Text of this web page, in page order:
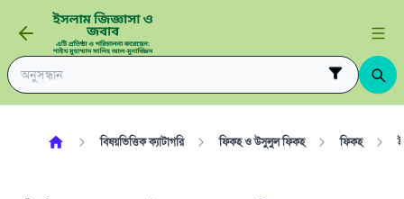
বিষয়ভিত্তিক ক্যাটাগরি ফিকহ ও উসুলুল ফিকহ ফিকহ